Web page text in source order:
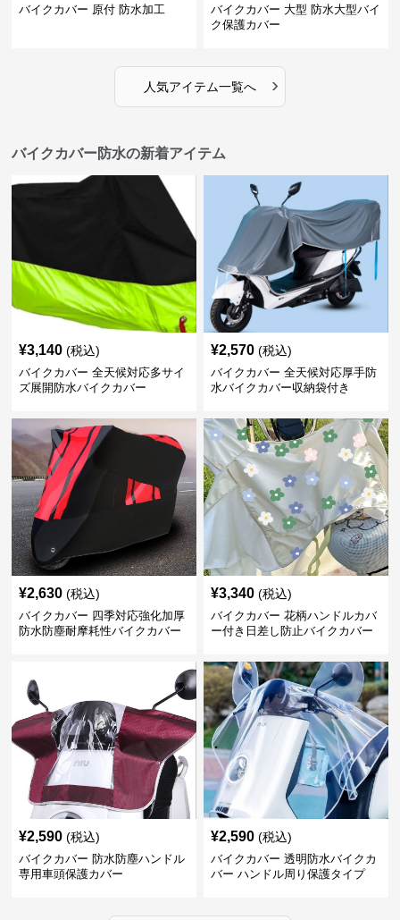
バイクカバー 原付 防水加工
バイクカバー 大型 防水大型バイ
ク保護カバー
人気アイテム一覧へ ›
バイクカバー防水の新着アイテム
¥3,140 (税込)
バイクカバー 全天候対応多サイ
ズ展開防水バイクカバー
¥2,570 (税込)
バイクカバー 全天候対応厚手防
水バイクカバー収納袋付き
¥2,630 (税込)
バイクカバー 四季対応強化加厚
防水防塵耐摩耗性バイクカバー
¥3,340 (税込)
バイクカバー 花柄ハンドルカバ
ー付き日差し防止バイクカバー
¥2,590 (税込)
バイクカバー 防水防塵ハンドル
専用車頭保護カバー
¥2,590 (税込)
バイクカバー 透明防水バイクカ
バー ハンドル周り保護タイプ